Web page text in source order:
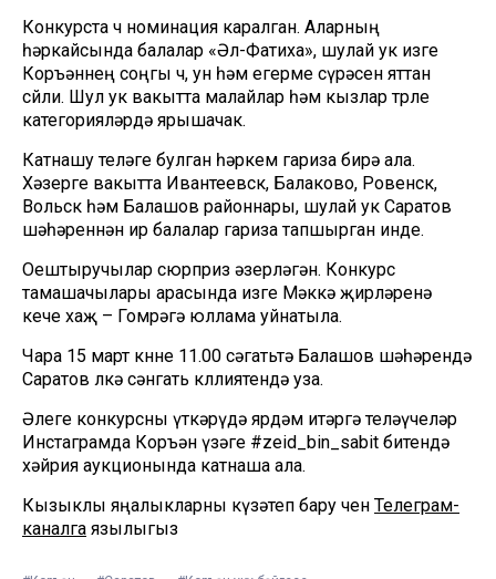
Конкурста өч номинация каралган. Аларның
һәркайсында балалар «Әл-Фатиха», шулай ук изге
Коръәннең соңгы өч, ун һәм егерме сүрәсен яттан
сөйли. Шул ук вакытта малайлар һәм кызлар төрле
категорияләрдә ярышачак.
Катнашу теләге булган һәркем гариза бирә ала.
Хәзерге вакытта Ивантеевск, Балаково, Ровенск,
Вольск һәм Балашов районнары, шулай ук Саратов
шәһәреннән ир балалар гариза тапшырган инде.
Оештыручылар сюрприз әзерләгән. Конкурс
тамашачылары арасында изге Мәккә җирләренә
кече хаҗ – Гомрәгә юллама уйнатыла.
Чара 15 март көнне 11.00 сәгатьтә Балашов шәһәрендә
Саратов өлкә сәнгать көллиятендә уза.
Әлеге конкурсны үткәрүдә ярдәм итәргә теләүчеләр
Инстаграмда Коръән үзәге #zeid_bin_sabit битендә
хәйрия аукционында катнаша ала.
Кызыклы яңалыкларны күзәтеп бару өчен Телеграм-
каналга язылыгыз